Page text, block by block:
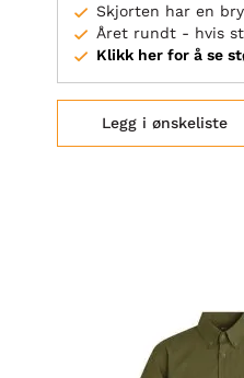
Skjorten har en
Året rundt - hvis
Klikk her for å se
Legg i ønskeliste